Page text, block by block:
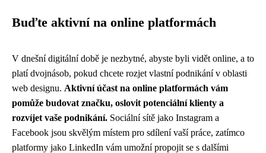
Buďte aktivní na online platformách
V dnešní digitální době je nezbytné, abyste byli vidět online, a to
platí dvojnásob, pokud chcete rozjet vlastní podnikání v oblasti
web designu. Aktivní účast na online platformách vám
pomůže budovat značku, oslovit potenciální klienty a
rozvíjet vaše podnikání. Sociální sítě jako Instagram a
Facebook jsou skvělým místem pro sdílení vaší práce, zatímco
platformy jako LinkedIn vám umožní propojit se s dalšími